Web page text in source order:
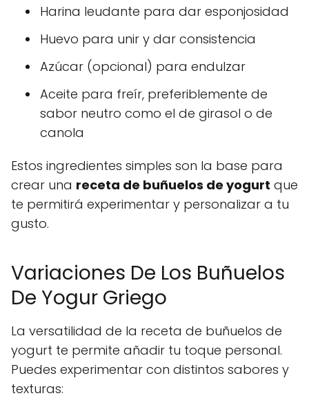
Harina leudante para dar esponjosidad
Huevo para unir y dar consistencia
Azúcar (opcional) para endulzar
Aceite para freír, preferiblemente de
sabor neutro como el de girasol o de
canola
Estos ingredientes simples son la base para
crear una receta de buñuelos de yogurt que
te permitirá experimentar y personalizar a tu
gusto.
Variaciones De Los Buñuelos
De Yogur Griego
La versatilidad de la receta de buñuelos de
yogurt te permite añadir tu toque personal.
Puedes experimentar con distintos sabores y
texturas: